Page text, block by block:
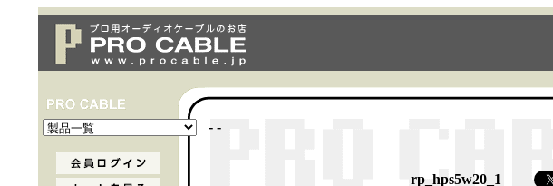
- -
rp_hps5w20_1